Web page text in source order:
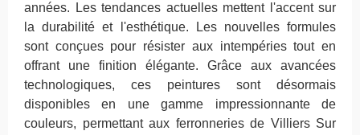
années. Les tendances actuelles mettent l'accent sur
la durabilité et l'esthétique. Les nouvelles formules
sont conçues pour résister aux intempéries tout en
offrant une finition élégante. Grâce aux avancées
technologiques, ces peintures sont désormais
disponibles en une gamme impressionnante de
couleurs, permettant aux ferronneries de Villiers Sur